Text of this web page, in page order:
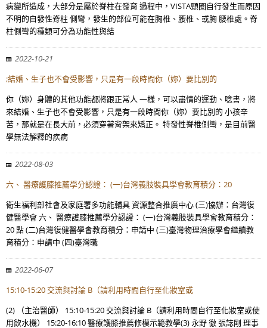
病變所造成，大部分是屬於脊柱在發育 過程中，VISTA頸圈自行發生而原因
不明的自發性脊柱 側彎，發生的部位可能在胸椎、腰椎、或胸 腰椎處。脊
柱側彎的種類可分為功能性與結
2022-10-21
;結婚、生子也不會受影響，只是有一段時間你（妳）要比別的
你（妳）身體的其他功能都將跟正常人 一樣，可以盡情的運動、唸書，將
來結婚、生子也不會受影響，只是有一段時間你（妳）要比別的 小孩辛
苦，那就是在長大前，必須穿著背架來矯正。 特發性脊椎側彎，是目前醫
學無法解釋的疾病
2022-08-03
六、 醫療護膝推薦學分認證： (一)台灣義肢裝具學會教育積分：20
衛生福利部社會及家庭署多功能輔具 資源整合推廣中心 (三)協辦：台灣復
健醫學會 六、 醫療護膝推薦學分認證： (一)台灣義肢裝具學會教育積分：
20 點 (二)台灣復健醫學會教育積分：申請中 (三)臺灣物理治療學會繼續教
育積分：申請中 (四)臺灣職
2022-06-07
15:10-15:20 交流與討論 B（請利用時間自行至化妝室或
(2) （主治醫師） 15:10-15:20 交流與討論 B（請利用時間自行至化妝室或使
用飲水機） 15:20-16:10 醫療護膝推薦修模示範教學(3) 永野 徹 張誌剛 理事